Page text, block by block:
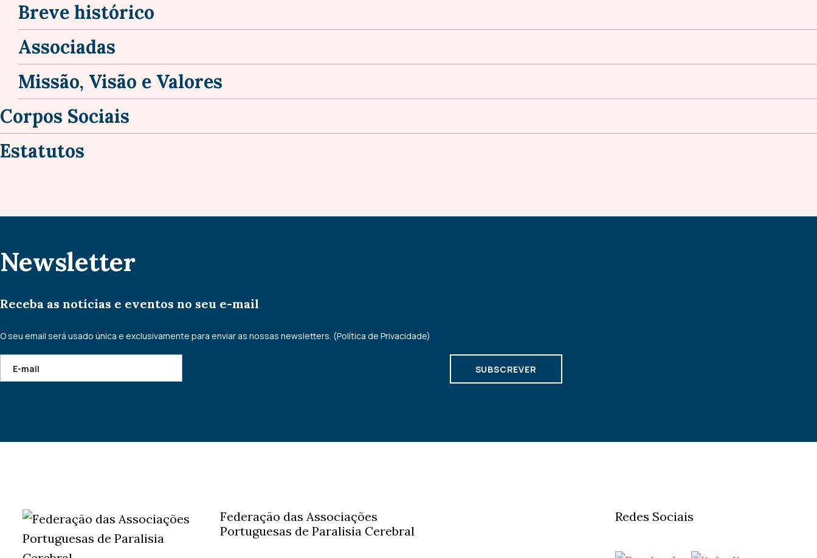
Breve histórico
Associadas
Missão, Visão e Valores
Corpos Sociais
Estatutos
Newsletter
Receba as notícias e eventos no seu e-mail
O seu email será usado única e exclusivamente para enviar as nossas newsletters. (Política de Privacidade)
Federação das Associações
Portuguesas de Paralisia Cerebral
Redes Sociais